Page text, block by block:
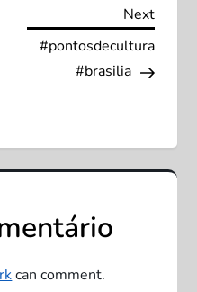
Next
Post
Next
#pontosdecultura
#brasilia
can comment.